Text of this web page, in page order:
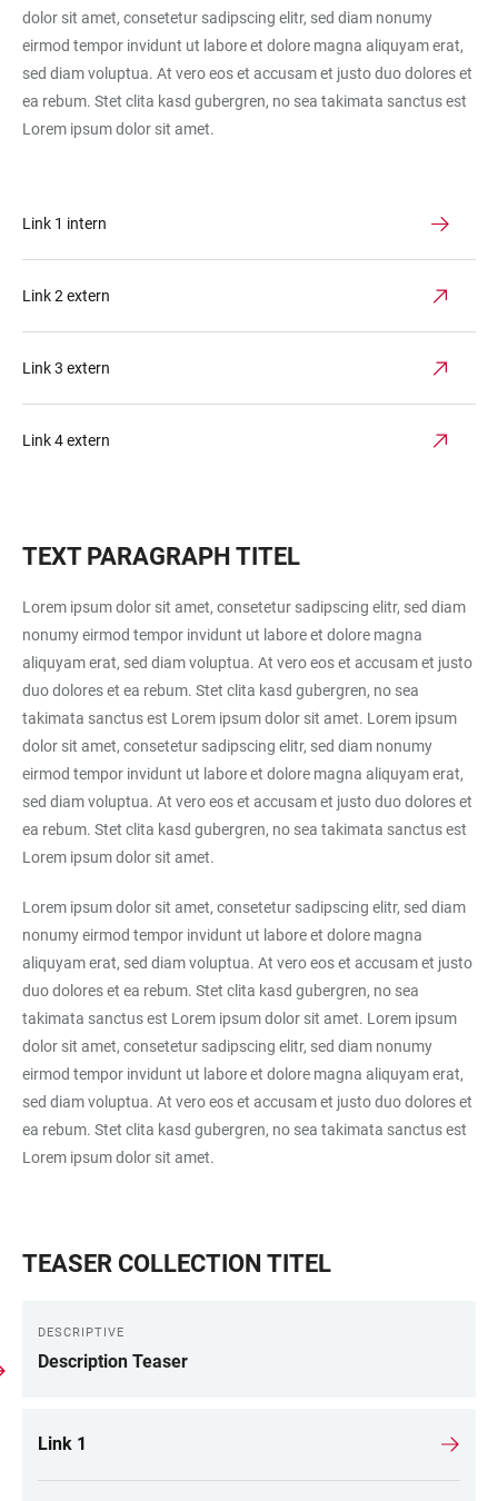
dolor sit amet, consetetur sadipscing elitr, sed diam nonumy
eirmod tempor invidunt ut labore et dolore magna aliquyam erat,
sed diam voluptua. At vero eos et accusam et justo duo dolores et
ea rebum. Stet clita kasd gubergren, no sea takimata sanctus est
Lorem ipsum dolor sit amet.
Link 1 intern
Link 2 extern
Link 3 extern
Link 4 extern
TEXT PARAGRAPH TITEL
Lorem ipsum dolor sit amet, consetetur sadipscing elitr, sed diam
nonumy eirmod tempor invidunt ut labore et dolore magna
aliquyam erat, sed diam voluptua. At vero eos et accusam et justo
duo dolores et ea rebum. Stet clita kasd gubergren, no sea
takimata sanctus est Lorem ipsum dolor sit amet. Lorem ipsum
dolor sit amet, consetetur sadipscing elitr, sed diam nonumy
eirmod tempor invidunt ut labore et dolore magna aliquyam erat,
sed diam voluptua. At vero eos et accusam et justo duo dolores et
ea rebum. Stet clita kasd gubergren, no sea takimata sanctus est
Lorem ipsum dolor sit amet.
Lorem ipsum dolor sit amet, consetetur sadipscing elitr, sed diam
nonumy eirmod tempor invidunt ut labore et dolore magna
aliquyam erat, sed diam voluptua. At vero eos et accusam et justo
duo dolores et ea rebum. Stet clita kasd gubergren, no sea
takimata sanctus est Lorem ipsum dolor sit amet. Lorem ipsum
dolor sit amet, consetetur sadipscing elitr, sed diam nonumy
eirmod tempor invidunt ut labore et dolore magna aliquyam erat,
sed diam voluptua. At vero eos et accusam et justo duo dolores et
ea rebum. Stet clita kasd gubergren, no sea takimata sanctus est
Lorem ipsum dolor sit amet.
TEASER COLLECTION TITEL
DESCRIPTIVE
Description Teaser
Link 1